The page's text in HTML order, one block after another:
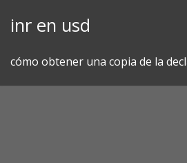
inr en usd
cómo obtener una copia de la